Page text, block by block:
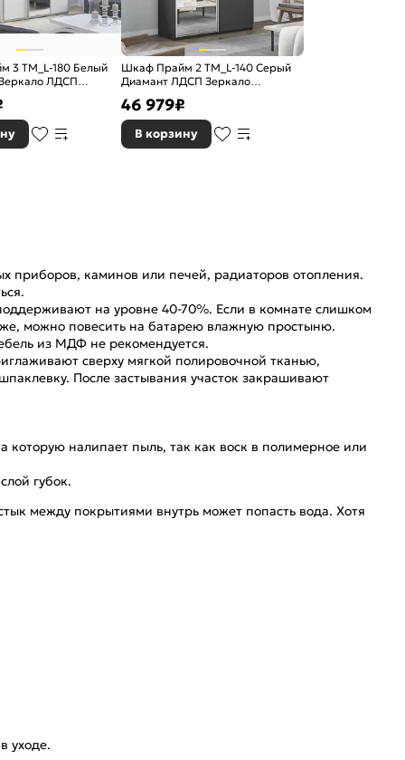
3 TM_L-180 Белый
ЛДСП
Шкаф Прайм 2 TM_L-140 Серый
Диамант ЛДСП Зеркало
46 979₽
В корзину
приборов, каминов или печей, радиаторов отопления.
на уровне 40-70%. Если в комнате слишком
можно повесить на батарею влажную простыню.
из МДФ не рекомендуется.
сверху мягкой полировочной тканью,
После застывания участок закрашивают
которую налипает пыль, так как воск в полимерное или
губок.
между покрытиями внутрь может попасть вода. Хотя
уходе.